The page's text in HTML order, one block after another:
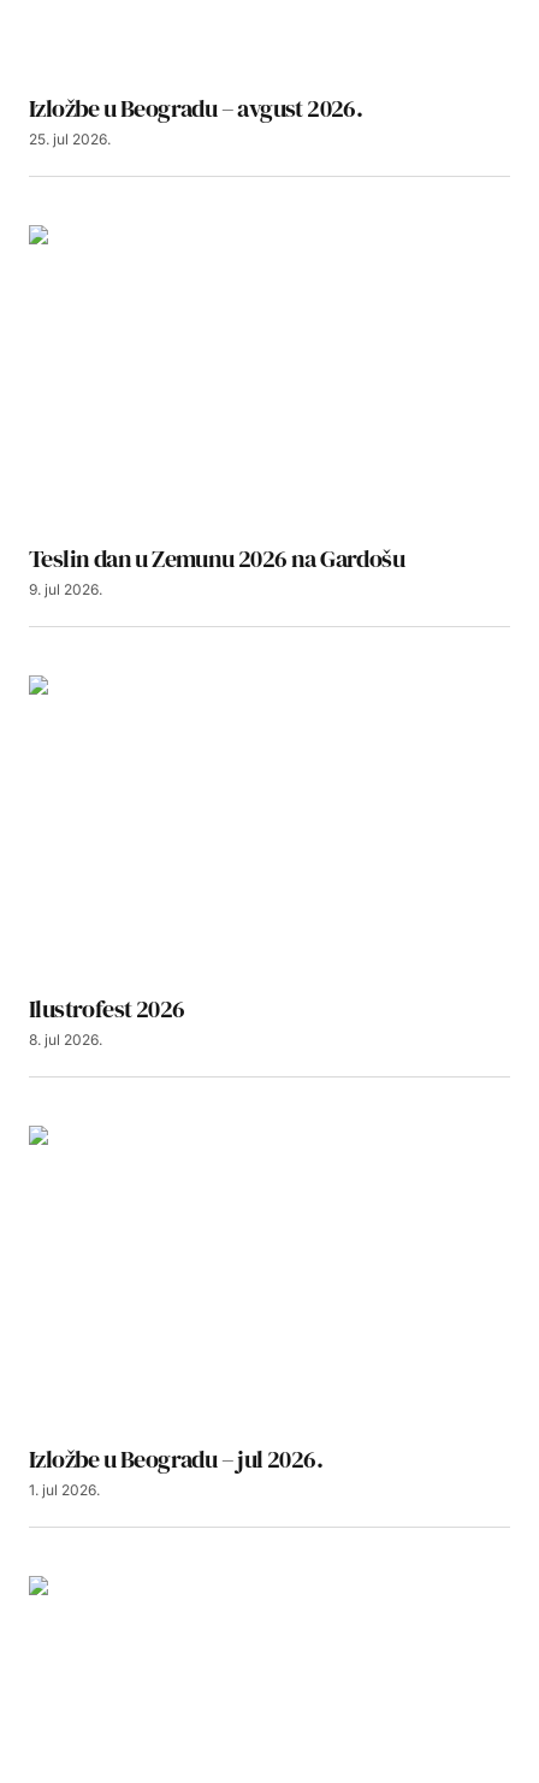
Izložbe u Beogradu – avgust 2026.
25. jul 2026.
Teslin dan u Zemunu 2026 na Gardošu
9. jul 2026.
Ilustrofest 2026
8. jul 2026.
Izložbe u Beogradu – jul 2026.
1. jul 2026.